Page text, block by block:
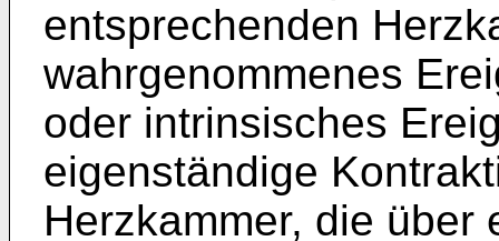
entsprechenden
wahrgenommenes
oder intrinsisches
eigenständige
Herzkammer, die über